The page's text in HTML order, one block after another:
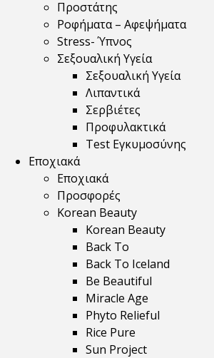
Προστάτης
Ροφήματα – Αφεψήματα
Stress- Ύπνος
Σεξουαλική Υγεία
Σεξουαλική Υγεία
Λιπαντικά
Σερβιέτες
Προφυλακτικά
Test Εγκυμοσύνης
Εποχιακά
Εποχιακά
Προσφορές
Korean Beauty
Korean Beauty
Back To
Back To Iceland
Be Beautiful
Miracle Age
Phyto Relieful
Rice Pure
Sun Project